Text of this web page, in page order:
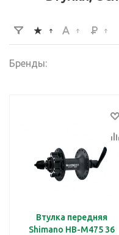
Бренды:
Втулка передняя
Shimano HB-M475 36